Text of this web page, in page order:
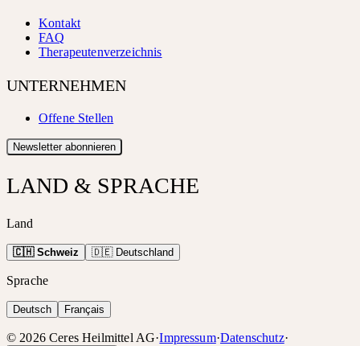
Kontakt
FAQ
Therapeutenverzeichnis
UNTERNEHMEN
Offene Stellen
Newsletter abonnieren
LAND & SPRACHE
Land
🇨🇭 Schweiz 🇩🇪 Deutschland
Sprache
Deutsch Français
© 2026 Ceres Heilmittel AG·Impressum·Datenschutz·